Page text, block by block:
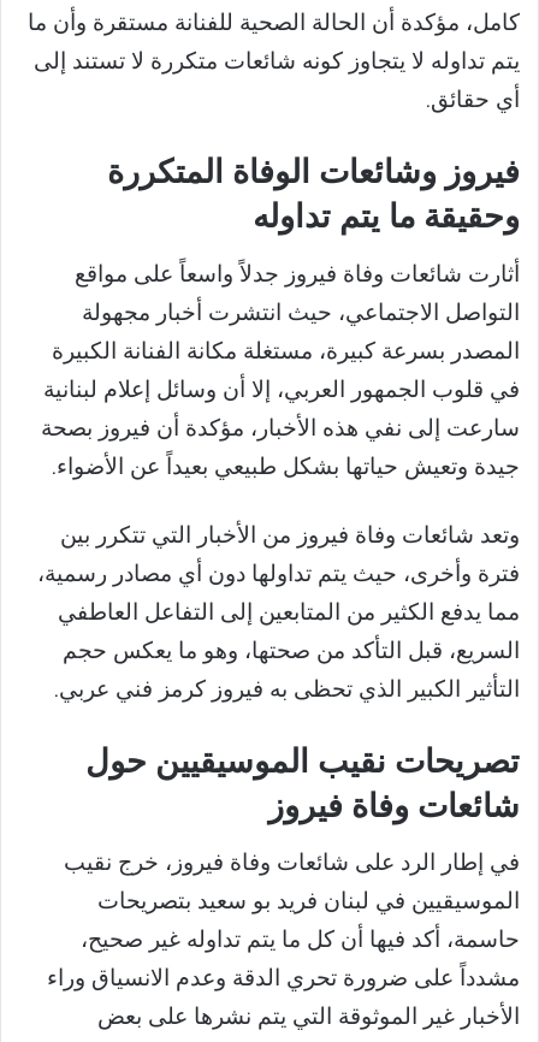
كامل، مؤكدة أن الحالة الصحية للفنانة مستقرة وأن ما
يتم تداوله لا يتجاوز كونه شائعات متكررة لا تستند إلى
أي حقائق.
فيروز وشائعات الوفاة المتكررة
وحقيقة ما يتم تداوله
أثارت شائعات وفاة فيروز جدلاً واسعاً على مواقع
التواصل الاجتماعي، حيث انتشرت أخبار مجهولة
المصدر بسرعة كبيرة، مستغلة مكانة الفنانة الكبيرة
في قلوب الجمهور العربي، إلا أن وسائل إعلام لبنانية
سارعت إلى نفي هذه الأخبار، مؤكدة أن فيروز بصحة
جيدة وتعيش حياتها بشكل طبيعي بعيداً عن الأضواء.
وتعد شائعات وفاة فيروز من الأخبار التي تتكرر بين
فترة وأخرى، حيث يتم تداولها دون أي مصادر رسمية،
مما يدفع الكثير من المتابعين إلى التفاعل العاطفي
السريع، قبل التأكد من صحتها، وهو ما يعكس حجم
التأثير الكبير الذي تحظى به فيروز كرمز فني عربي.
تصريحات نقيب الموسيقيين حول
شائعات وفاة فيروز
في إطار الرد على شائعات وفاة فيروز، خرج نقيب
الموسيقيين في لبنان فريد بو سعيد بتصريحات
حاسمة، أكد فيها أن كل ما يتم تداوله غير صحيح،
مشدداً على ضرورة تحري الدقة وعدم الانسياق وراء
الأخبار غير الموثوقة التي يتم نشرها على بعض